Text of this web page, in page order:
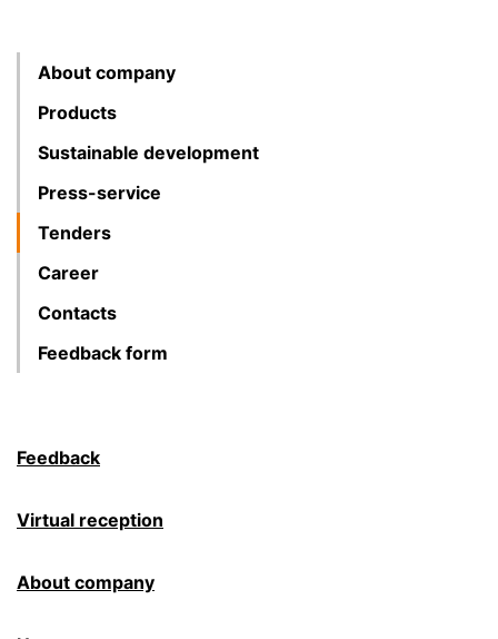
About company
Products
Sustainable development
Press-service
Tenders
Career
Contacts
Feedback form
Feedback
Virtual reception
About company